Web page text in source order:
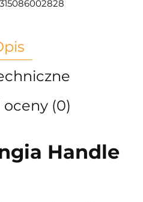
(0)
Handle